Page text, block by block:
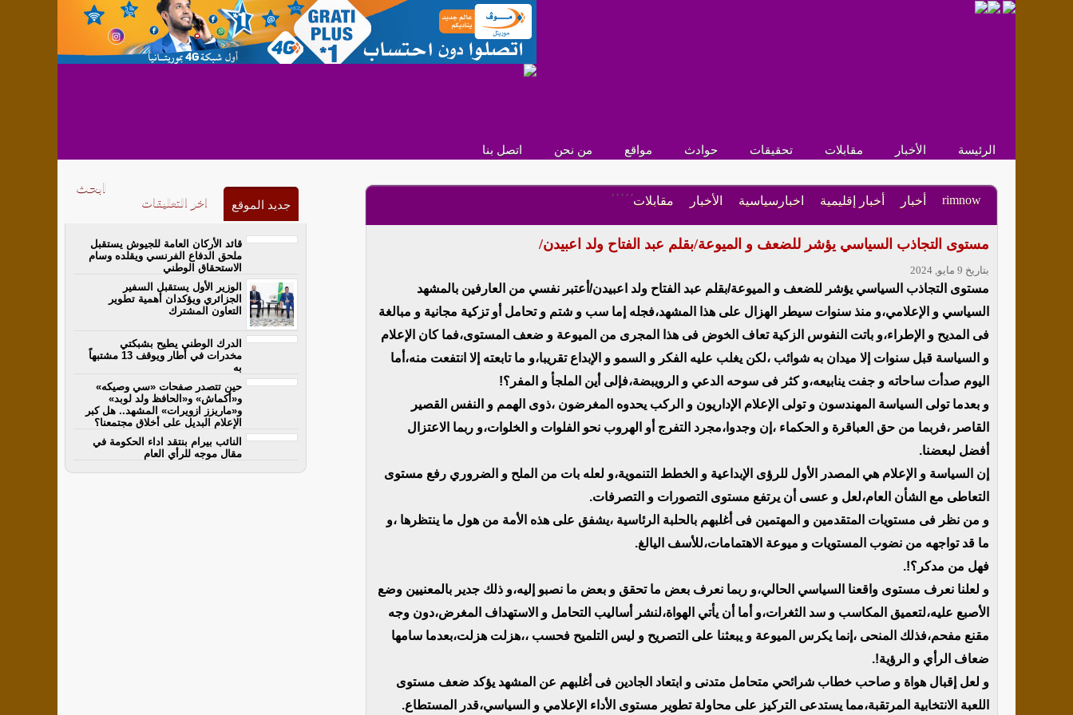
الرئيسة الأخبار مقابلات تحقيقات حوادث مواقع من نحن اتصل بنا
rimnow
,
أخبار
,
أخبار إقليمية
,
اخبارسياسية
,
الأخبار
,
مقابلات
مستوى التجاذب السياسي يؤشر للضعف و الميوعة/بقلم عبد الفتاح ولد اعبيدن/
بتاريخ 9 مايو, 2024
مستوى التجاذب السياسي يؤشر للضعف و الميوعة/بقلم عبد الفتاح ولد اعبيدن/أعتبر نفسي من العارفين بالمشهد
السياسي و الإعلامي،و منذ سنوات سيطر الهزال على هذا المشهد،فجله إما سب و شتم و تحامل أو تزكية مجانية و مبالغة
فى المديح و الإطراء،و باتت النفوس الزكية تعاف الخوض فى هذا المجرى من الميوعة و ضعف المستوى،فما كان الإعلام
و السياسة قبل سنوات إلا ميدان به شوائب ،لكن يغلب عليه الفكر و السمو و الإبداع تقريبا،و ما تابعته إلا انتفعت منه،أما
اليوم صدأت ساحاته و جفت ينابيعه،و كثر فى سوحه الدعي و الرويبضة،فإلى أين الملجأ و المفر؟!
و بعدما تولى السياسة المهندسون و تولى الإعلام الإداريون و الركب يحدوه المغرضون ،ذوى الهمم و النفس القصير
القاصر ،فربما من حق العباقرة و الحكماء ،إن وجدوا،مجرد التفرج أو الهروب نحو الفلوات و الخلوات،و ربما الاعتزال
أفضل لبعضنا.
إن السياسة و الإعلام هي المصدر الأول للرؤى الإبداعية و الخطط التنموية،و لعله بات من الملح و الضروري رفع مستوى
التعاطى مع الشأن العام،لعل و عسى أن يرتفع مستوى التصورات و التصرفات.
و من نظر فى مستويات المتقدمين و المهتمين فى أغلبهم بالحلبة الرئاسية ،يشفق على هذه الأمة من هول ما ينتظرها ،و
ما قد تواجهه من نضوب المستويات و ميوعة الاهتمامات،للأسف اليالغ.
فهل من مدكر؟!.
و لعلنا نعرف مستوى واقعنا السياسي الحالي،و ربما نعرف بعض ما تحقق و بعض ما نصبو إليه،و ذلك جدير بالمعنيين وضع
الأصبع عليه،لتعميق المكاسب و سد الثغرات،و أما أن يأتي الهواة،لنشر أساليب التحامل و الاستهداف المغرض،دون وجه
مقنع مفحم،فذلك المنحى ،إنما يكرس الميوعة و يبعثنا على التصريح و ليس التلميح فحسب ،،هزلت هزلت،بعدما سامها
ضعاف الرأي و الرؤية!.
و لعل إقبال هواة و صاحب خطاب شرائحي متحامل متدنى و ابتعاد الجادين فى أغلبهم عن المشهد يؤكد ضعف مستوى
اللعبة الانتخابية المرتقبة،مما يستدعى التركيز على محاولة تطوير مستوى الأداء الإعلامي و السياسي،قدر المستطاع.
جديد الموقع اخر التعليقات
قائد الأركان العامة للجيوش يستقبل
ملحق الدفاع الفرنسي ويقلده وسام
الاستحقاق الوطني
الوزير الأول يستقبل السفير
الجزائري ويؤكدان أهمية تطوير
التعاون المشترك
الدرك الوطني يطيح بشبكتي
مخدرات في أطار ويوقف 13 مشتبهاً
به
حين تتصدر صفحات «سي وصيكه»
و«أكماش» و«الحافظ ولد لوبد»
و«ماريزز ازويرات» المشهد.. هل كبر
الإعلام البديل على أخلاق مجتمعنا؟
النائب بيرام بنتقد اداء الحكومة في
مقال موجه للرأي العام